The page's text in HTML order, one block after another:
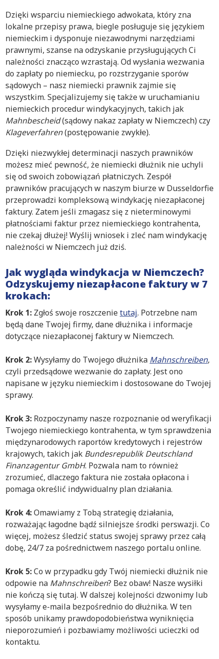
Dzięki wsparciu niemieckiego adwokata, który zna
lokalne przepisy prawa, biegle posługuje się językiem
niemieckim i dysponuje niezawodnymi narzędziami
prawnymi, szanse na odzyskanie przysługujących Ci
należności znacząco wzrastają. Od wysłania wezwania
do zapłaty po niemiecku, po rozstrzyganie sporów
sądowych – nasz niemiecki prawnik zajmie się
wszystkim. Specjalizujemy się także w uruchamianiu
niemieckich procedur windykacyjnych, takich jak
Mahnbescheid(sądowy nakaz zapłaty w Niemczech) czy
Klageverfahren(postępowanie zwykłe).
Dzięki niezwykłej determinacji naszych prawników
możesz mieć pewność, że niemiecki dłużnik nie uchyli
się od swoich zobowiązań płatniczych. Zespół
prawników pracujących w naszym biurze w Dusseldorfie
przeprowadzi kompleksową windykację niezapłaconej
faktury. Zatem jeśli zmagasz się z nieterminowymi
płatnościami faktur przez niemieckiego kontrahenta,
nie czekaj dłużej! Wyślij wniosek i zleć nam windykację
należności w Niemczech już dziś.
Jak wygląda windykacja w Niemczech?
Odzyskujemy niezapłacone faktury w 7
krokach:
Krok 1: Zgłoś swoje roszczenietutaj. Potrzebne nam
będą dane Twojej firmy, dane dłużnika i informacje
dotyczące niezapłaconej faktury w Niemczech.
Krok 2:Wysyłamy do Twojego dłużnika Mahnschreiben,
czyli przedsądowe wezwanie do zapłaty. Jest ono
napisane w języku niemieckim i dostosowane do Twojej
sprawy.
Krok3: Rozpoczynamy nasze rozpoznanie od weryfikacji
Twojego niemieckiego kontrahenta, w tym sprawdzenia
międzynarodowych raportów kredytowych i rejestrów
krajowych, takich jak Bundesrepublik Deutschland
Finanzagentur GmbH. Pozwala nam to również
zrozumieć, dlaczego faktura nie została opłacona i
pomaga określić indywidualny plan działania.
Krok 4:Omawiamy z Tobą strategię działania,
rozważając łagodne bądź silniejsze środki perswazji. Co
więcej, możesz śledzić status swojej sprawy przez całą
dobę, 24/7 za pośrednictwem naszego portalu online.
Krok 5:Co w przypadku gdy Twój niemiecki dłużnik nie
odpowie na Mahnschreiben? Bez obaw! Nasze wysiłki
nie kończą się tutaj. W dalszej kolejności dzwonimy lub
wysyłamy e-maila bezpośrednio do dłużnika. W ten
sposób unikamy prawdopodobieństwa wyniknięcia
nieporozumień i pozbawiamy możliwości ucieczki od
kontaktu.